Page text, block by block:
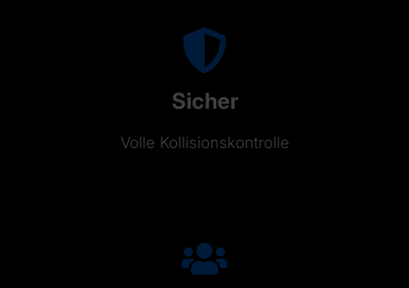
Sicher
Volle Kollisionskontrolle